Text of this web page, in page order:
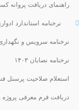
راهنمای دریافت پروانه
نرخنامه استاندارد
نرخنامه سرویس و نگهداری
نرخنامه نصابان ۱۴۰۳
استعلام صلاحیت پرسنل
دریافت فرم معرفی پروژه